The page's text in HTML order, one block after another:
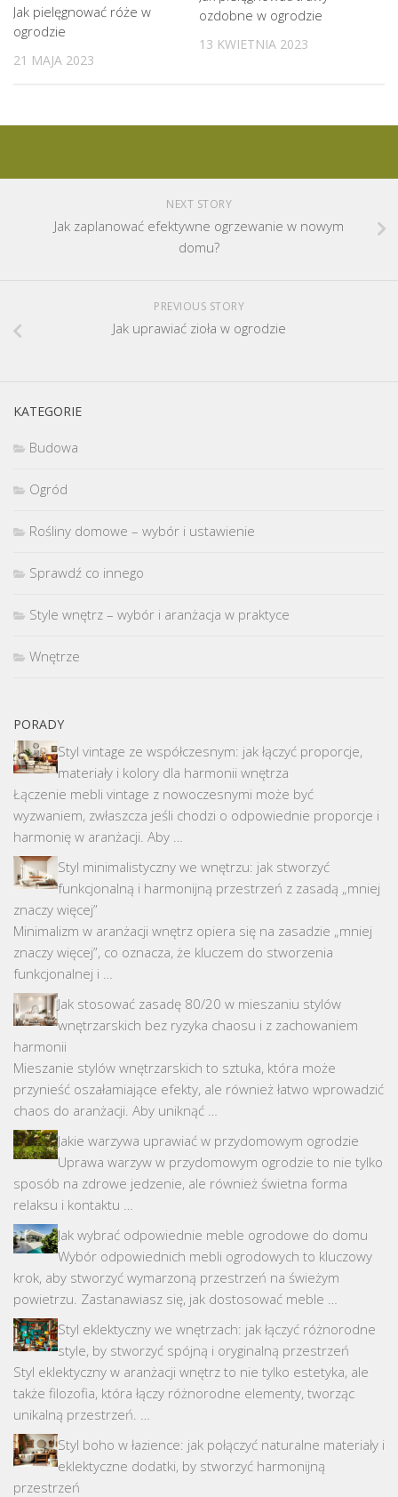
Jak pielęgnować róże w
ogrodzie
21 MAJA 2023
ozdobne w ogrodzie
13 KWIETNIA 2023
NEXT STORY
Jak zaplanować efektywne ogrzewanie w nowym
domu?
PREVIOUS STORY
Jak uprawiać zioła w ogrodzie
KATEGORIE
Budowa
Ogród
Rośliny domowe – wybór i ustawienie
Sprawdź co innego
Style wnętrz – wybór i aranżacja w praktyce
Wnętrze
PORADY
Styl vintage ze współczesnym: jak łączyć proporcje,
materiały i kolory dla harmonii wnętrza
Łączenie mebli vintage z nowoczesnymi może być
wyzwaniem, zwłaszcza jeśli chodzi o odpowiednie proporcje i
harmonię w aranżacji. Aby …
Styl minimalistyczny we wnętrzu: jak stworzyć
funkcjonalną i harmonijną przestrzeń z zasadą „mniej
znaczy więcej”
Minimalizm w aranżacji wnętrz opiera się na zasadzie „mniej
znaczy więcej”, co oznacza, że kluczem do stworzenia
funkcjonalnej i …
Jak stosować zasadę 80/20 w mieszaniu stylów
wnętrzarskich bez ryzyka chaosu i z zachowaniem
harmonii
Mieszanie stylów wnętrzarskich to sztuka, która może
przynieść oszałamiające efekty, ale również łatwo wprowadzić
chaos do aranżacji. Aby uniknąć …
Jakie warzywa uprawiać w przydomowym ogrodzie
Uprawa warzyw w przydomowym ogrodzie to nie tylko
sposób na zdrowe jedzenie, ale również świetna forma
relaksu i kontaktu …
Jak wybrać odpowiednie meble ogrodowe do domu
Wybór odpowiednich mebli ogrodowych to kluczowy
krok, aby stworzyć wymarzoną przestrzeń na świeżym
powietrzu. Zastanawiasz się, jak dostosować meble …
Styl eklektyczny we wnętrzach: jak łączyć różnorodne
style, by stworzyć spójną i oryginalną przestrzeń
Styl eklektyczny w aranżacji wnętrz to nie tylko estetyka, ale
także filozofia, która łączy różnorodne elementy, tworząc
unikalną przestrzeń. …
Styl boho w łazience: jak połączyć naturalne materiały i
eklektyczne dodatki, by stworzyć harmonijną
przestrzeń